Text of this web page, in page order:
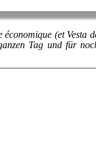
économique (et
Tag und für